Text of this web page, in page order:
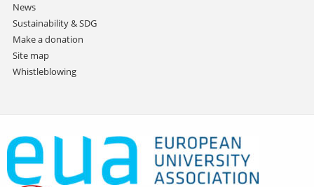
News
Sustainability & SDG
Make a donation
Site map
Whistleblowing